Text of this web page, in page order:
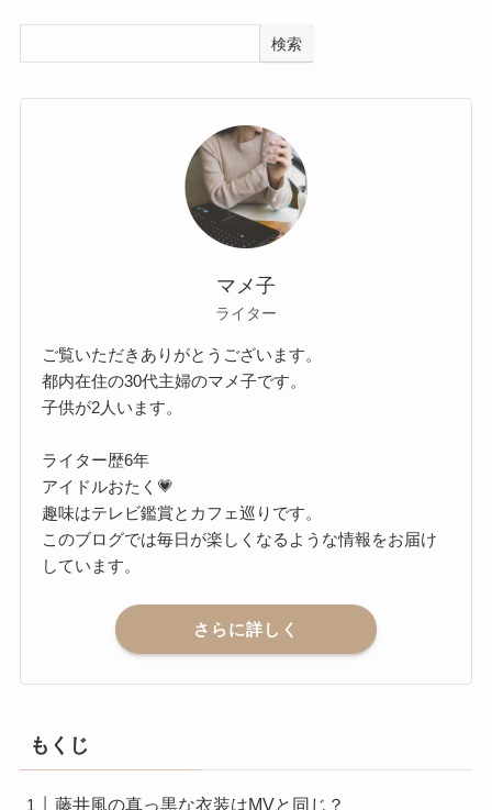
検索
マメ子
ライター
ご覧いただきありがとうございます。
都内在住の30代主婦のマメ子です。
子供が2人います。
ライター歴6年
アイドルおたく💗
趣味はテレビ鑑賞とカフェ巡りです。
このブログでは毎日が楽しくなるような情報をお届け
しています。
さらに詳しく
もくじ
藤井風の真っ黒な衣装はMVと同じ？